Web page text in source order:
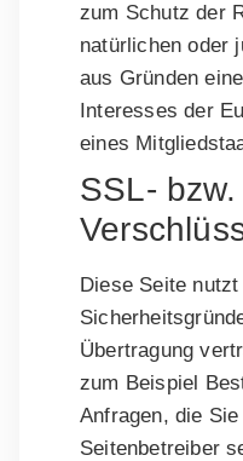
zum Schutz der
natürlichen oder
aus Gründen
Interesses der
eines
SSL-
Diese Seite nutzt
Übertragung
zum Beispiel
Anfragen, die
Seitenbetreiber